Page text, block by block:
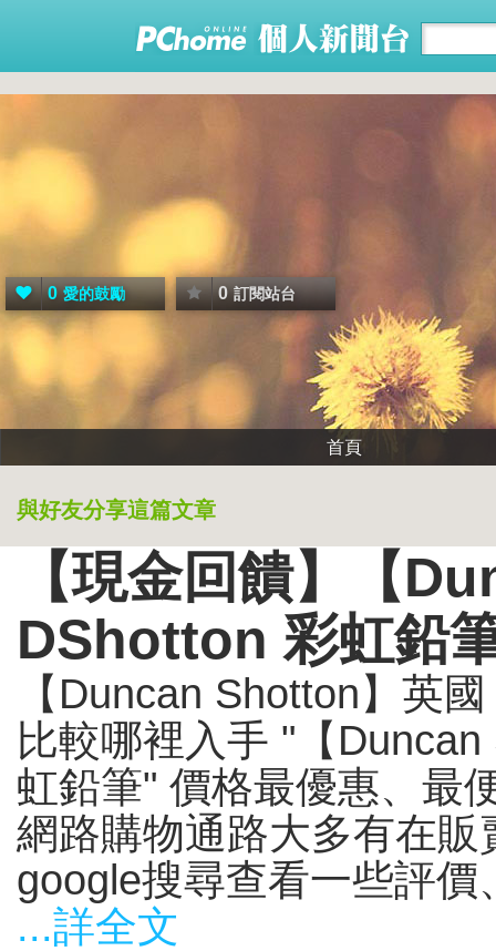
0 愛的鼓勵 0 訂閱站台
首頁
與好友分享這篇文章
【現金回饋】【
DShotton 彩虹鉛
【Duncan Shotton】英
比較哪裡入手 "【
虹鉛筆" 價格最優惠、最
網路購物通路大多有在
google搜尋查看一些評價
...詳全文